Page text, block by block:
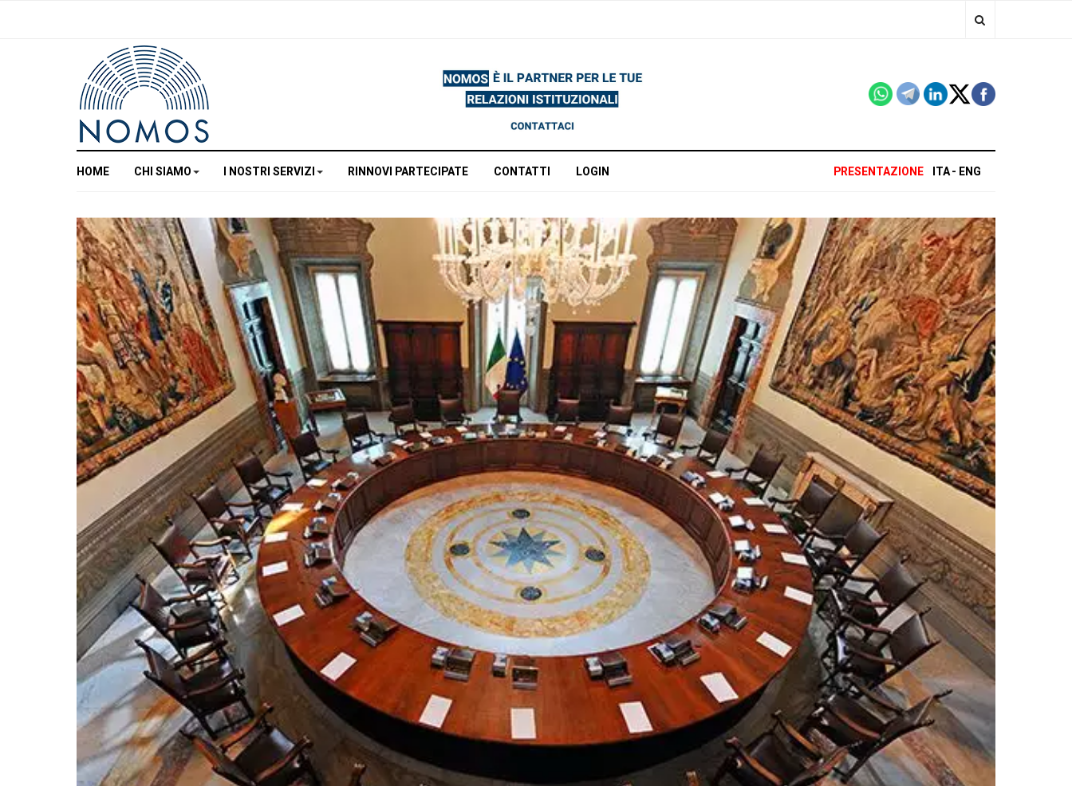
HOME CHI SIAMO I NOSTRI SERVIZI RINNOVI PARTECIPATE CONTATTI LOGIN PRESENTAZIONE ITA ENG